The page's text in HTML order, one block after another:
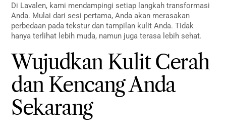
Di Lavalen, kami mendampingi setiap langkah transformasi
Anda. Mulai dari sesi pertama, Anda akan merasakan
perbedaan pada tekstur dan tampilan kulit Anda. Tidak
hanya terlihat lebih muda, namun juga terasa lebih sehat.
Wujudkan Kulit Cerah
dan Kencang Anda
Sekarang